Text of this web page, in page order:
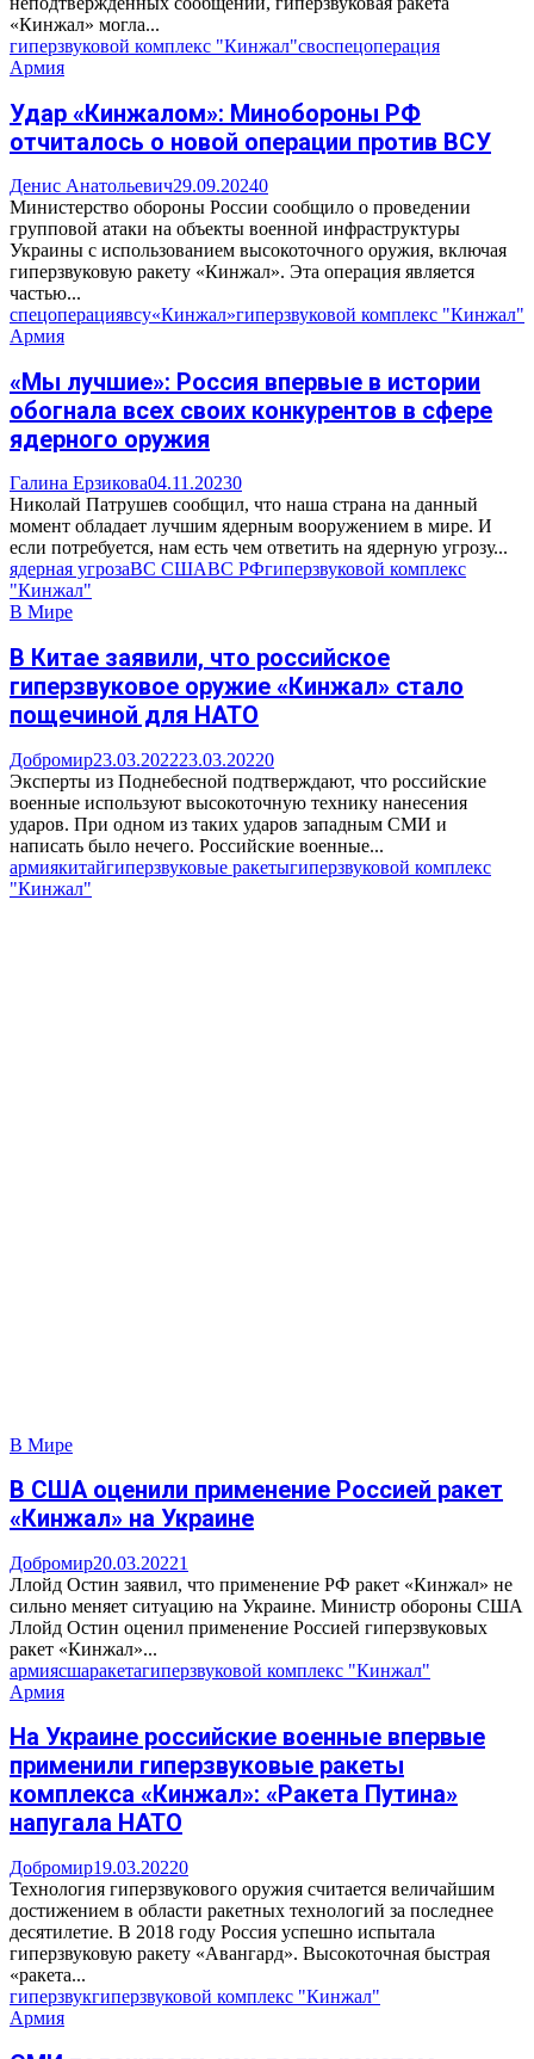
«Кинжал» могла...
гиперзвуковой комплекс "Кинжал"своспецоперация
Армия
Удар «Кинжалом»: Минобороны РФ
отчиталось о новой операции против ВСУ
Денис Анатольевич29.09.20240
Министерство обороны России сообщило о проведении
групповой атаки на объекты военной инфраструктуры
Украины с использованием высокоточного оружия, включая
гиперзвуковую ракету «Кинжал». Эта операция является
частью...
спецоперациявсу«Кинжал»гиперзвуковой комплекс "Кинжал"
Армия
«Мы лучшие»: Россия впервые в истории
обогнала всех своих конкурентов в сфере
ядерного оружия
Галина Ерзикова04.11.20230
Николай Патрушев сообщил, что наша страна на данный
момент обладает лучшим ядерным вооружением в мире. И
если потребуется, нам есть чем ответить на ядерную угрозу...
ядерная угрозаВС СШАВС РФгиперзвуковой комплекс
"Кинжал"
В Мире
В Китае заявили, что российское
гиперзвуковое оружие «Кинжал» стало
пощечиной для НАТО
Добромир23.03.202223.03.20220
Эксперты из Поднебесной подтверждают, что российские
военные используют высокоточную технику нанесения
ударов. При одном из таких ударов западным СМИ и
написать было нечего. Российские военные...
армиякитайгиперзвуковые ракетыгиперзвуковой комплекс
"Кинжал"
В Мире
В США оценили применение Россией ракет
«Кинжал» на Украине
Добромир20.03.20221
Ллойд Остин заявил, что применение РФ ракет «Кинжал» не
сильно меняет ситуацию на Украине. Министр обороны США
Ллойд Остин оценил применение Россией гиперзвуковых
ракет «Кинжал»...
армиясшаракетагиперзвуковой комплекс "Кинжал"
Армия
На Украине российские военные впервые
применили гиперзвуковые ракеты
комплекса «Кинжал»: «Ракета Путина»
напугала НАТО
Добромир19.03.20220
Технология гиперзвукового оружия считается величайшим
достижением в области ракетных технологий за последнее
десятилетие. В 2018 году Россия успешно испытала
гиперзвуковую ракету «Авангард». Высокоточная быстрая
«ракета...
гиперзвукгиперзвуковой комплекс "Кинжал"
Армия